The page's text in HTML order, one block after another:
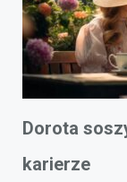
Dorota
karierze